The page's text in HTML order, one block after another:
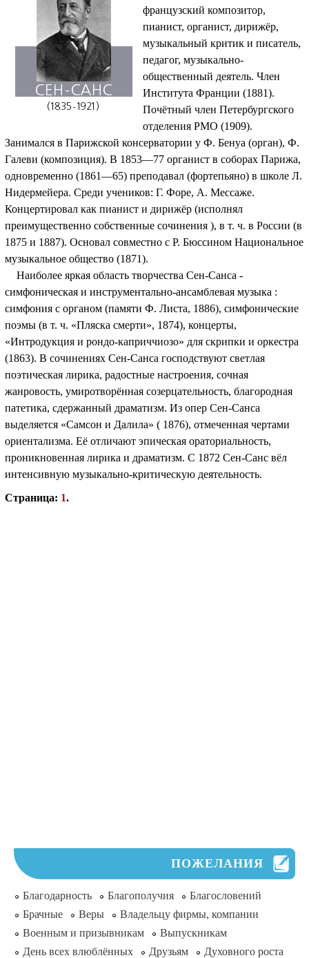
французский композитор,
пианист, органист, дирижёр,
музыкальный критик и писатель,
педагог, музыкально-
общественный деятель. Член
Института Франции (1881).
Почётный член Петербургского
отделения РМО (1909).
Занимался в Парижской консерватории у Ф. Бенуа (орган), Ф.
Галеви (композиция). В 1853—77 органист в соборах Парижа,
одновременно (1861—65) преподавал (фортепьяно) в школе Л.
Нидермейера. Среди учеников: Г. Форе, А. Мессаже.
Концертировал как пианист и дирижёр (исполнял
преимущественно собственные сочинения ), в т. ч. в России (в
1875 и 1887). Основал совместно с Р. Бюссином Национальное
музыкальное общество (1871).
Наиболее яркая область творчества Сен-Санса -
симфоническая и инструментально-ансамблевая музыка :
симфония с органом (памяти Ф. Листа, 1886), симфонические
поэмы (в т. ч. «Пляска смерти», 1874), концерты,
«Интродукция и рондо-каприччиозо» для скрипки и оркестра
(1863). В сочинениях Сен-Санса господствуют светлая
поэтическая лирика, радостные настроения, сочная
жанровость, умиротворённая созерцательность, благородная
патетика, сдержанный драматизм. Из опер Сен-Санса
выделяется «Самсон и Далила» ( 1876), отмеченная чертами
ориентализма. Её отличают эпическая ораториальность,
проникновенная лирика и драматизм. С 1872 Сен-Санс вёл
интенсивную музыкально-критическую деятельность.
Страница: 1.
ПОЖЕЛАНИЯ
Благодарность Благополучия
Благословений
Брачные
Веры
Владельцу фирмы, компании
Военным и призывникам
Выпускникам
День всех влюблённых
Друзьям
Духовного роста